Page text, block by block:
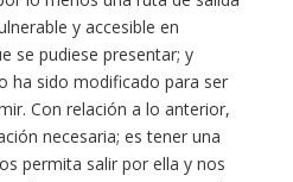
y accesible en
se pudiese presentar; y
ha sido modificado para ser
Con relación a lo anterior,
necesaria; es tener una
permita salir por ella y nos